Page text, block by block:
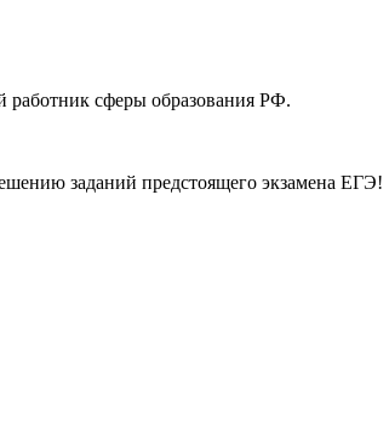
сферы образования РФ.
заданий предстоящего экзамена ЕГЭ!